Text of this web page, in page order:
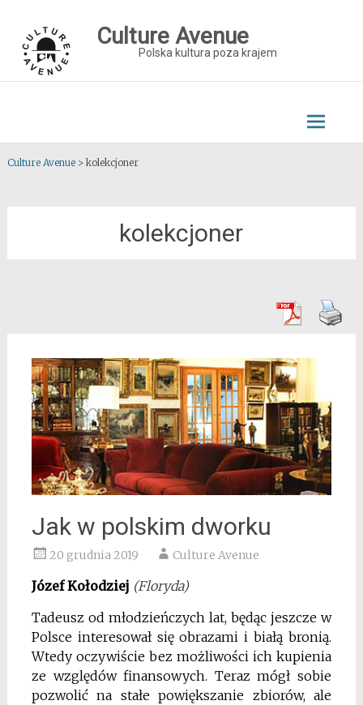
content
Culture Avenue
Polska kultura poza krajem
Culture Avenue> kolekcjoner
kolekcjoner
Jak w polskim dworku
20 grudnia 2019 Culture Avenue
Józef Kołodziej (Floryda)
Tadeusz od młodzieńczych lat, będąc jeszcze w
Polsce interesował się obrazami i białą bronią.
Wtedy oczywiście bez możliwości ich kupienia
ze względów finansowych. Teraz mógł sobie
pozwolić na stałe powiększanie zbiorów, ale